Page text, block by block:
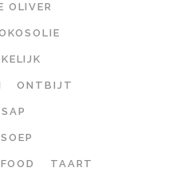
OLIVER
ONTBIJT
SAP
SOEP
TAART